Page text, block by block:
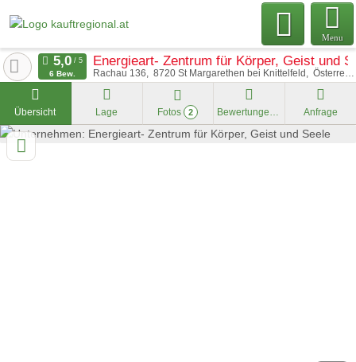
Menu
Energieart- Zentrum für Körper, Geist und
Rachau 136 8720 St Margarethen bei Knittelfeld Österreich
6 Bew.
Übersicht Lage Fotos 2 Bewertungen Anfrage